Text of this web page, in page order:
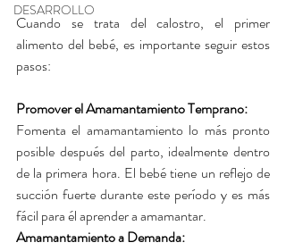
DESARROLLO
Cuando se trata del calostro, el primer
alimento del bebé, es importante seguir estos
pasos:
Promover el Amamantamiento Temprano:
Fomenta el amamantamiento lo más pronto
posible después del parto, idealmente dentro
de la primera hora. El bebé tiene un reflejo de
succión fuerte durante este período y es más
fácil para él aprender a amamantar.
Amamantamiento a Demanda: